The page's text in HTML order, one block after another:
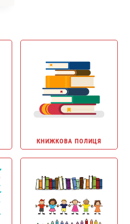
КНИЖКОВА ПОЛИЦЯ